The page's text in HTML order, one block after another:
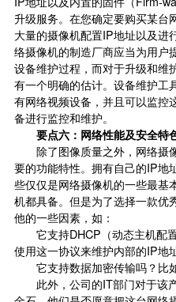
升级服务。在您确定要购买某台
大量的摄像机配置IP地址以及进
络摄像机的制造厂商应当为用户
设备维护过程，而对于升级和维
有一个明确的估计。设备维护工
有网络视频设备，并且可以监控
备进行监控和维护。
要点六：网络性能及安全特
除了图像质量之外，网络摄
要的功能特性。拥有自己的IP地
些仅仅是网络摄像机的一些最基
机都具备。但是为了选择一款优
他的一些因素，如：
它支持DHCP（动态主机配
使用这一协议来维护内部的IP地址
它支持数据加密传输吗？比
此外，公司的IT部门对于该